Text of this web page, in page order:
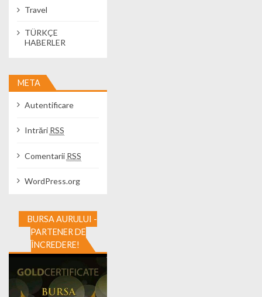
Travel
TÜRKÇE
HABERLER
META
Autentificare
Intrări RSS
Comentarii RSS
WordPress.org
BURSA AURULUI -
PARTENER DE
ÎNCREDERE!